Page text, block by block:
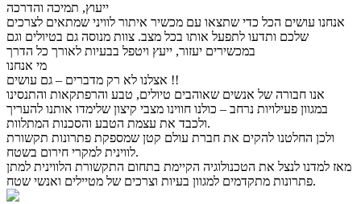
ייעוץ, תמיכה והדרכה
אנחנו עושים הכל כדי שתצאו עם מכשיר איתור לוויני שמתאים לצרכים
שלכם ותדעו לתפעל אותו בכל מצב. צוות מנוסה גם בטיולים וגם
במכשירים יעזור, ייעץ ויטפל בבעיות לאורך כל הדרך
מי אנחנו
אצלנו לא רק מדברים – גם עושים !!
אנו חבורה של אנשים שאוהבים טיולים, טבע והרפתקאות והתנסינו
במגוון פעילויות נרחב – כולנו חווינו מצבי קיצון שלימדו אותנו להעריך
ולכבד את עצמת הטבע והסכנות המתלוות.
ולכן החלטנו להקים את חברת עולם קטן שמספקת פתרונות תקשורת
לווינית למקרי חירום בשטח.
מאז למדנו לנצל את הטכנולוגיה הקיימת בתחום התקשורת הלווינית למתן
פתרונות מתקדמים למגוון בעיות וצרכים של מטיילים ואנשי שטח.